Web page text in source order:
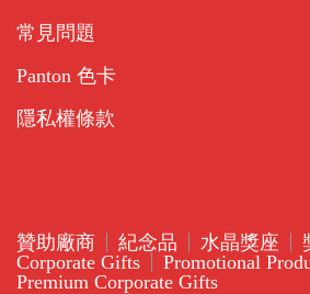
常見問題
Panton 色卡
隱私權條款
贊助廠商 紀念品 水晶獎座
Corporate Gifts
Promotional
Premium Corporate Gifts